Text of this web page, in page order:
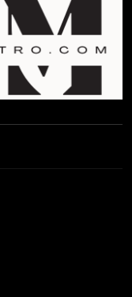
শিক্ষা মন্ত্রণালয়
করতে নয়,
আদায়ে এসেছিঃ